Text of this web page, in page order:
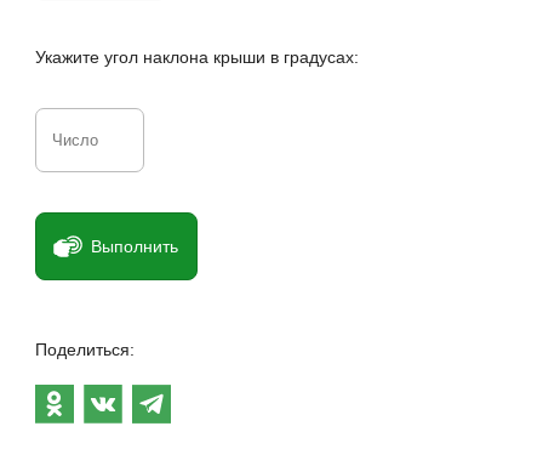
Укажите угол наклона крыши в градусах:
Выполнить
Поделиться: